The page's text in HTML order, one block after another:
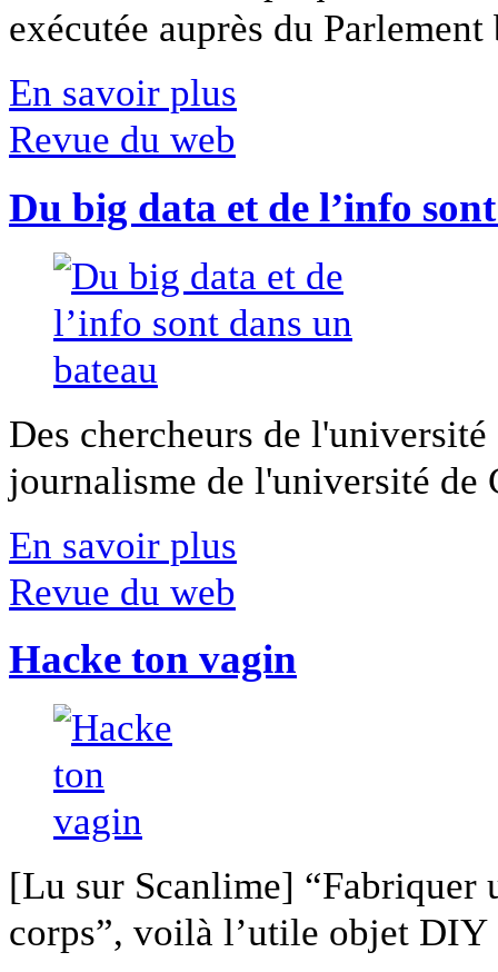
exécutée auprès du
En savoir plus
Revue du web
Du big data et de l’info
Des chercheurs de
journalisme de l'université
En savoir plus
Revue du web
Hacke ton vagin
[Lu sur Scanlime] “Fabriquer
corps”, voilà l’utile objet